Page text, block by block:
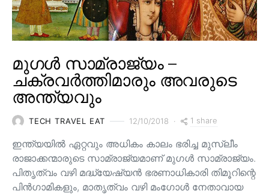
മുഗൾ സാമ്രാജ്യം –
ചക്രവർത്തിമാരും അവരുടെ
അന്ത്യവും
TECH TRAVEL EAT 12/10/2018 1 share
ഇന്ത്യയിൽ ഏറ്റവും അധികം കാലം ഭരിച്ച മുസ്ലീം
രാജാക്കന്മാരുടെ സാമ്രാജ്യമാണ് മുഗൾ സാമ്രാജ്യം.
പിതൃത്വം വഴി മദ്ധ്യേഷ്യൻ ഭരണാധികാരി തിമൂറിന്റെ
പിൻ‌ഗാമികളും, മാതൃത്വം വഴി മംഗോൾ നേതാവായ